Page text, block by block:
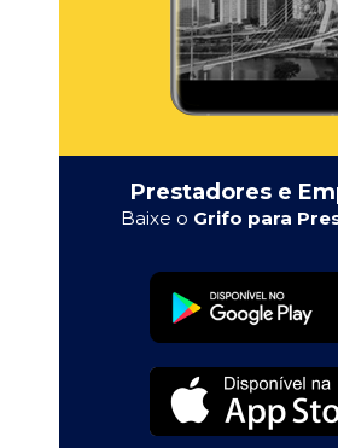
Prestadores e
Baixe o Grifo para